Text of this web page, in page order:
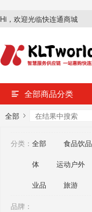
Hi，欢迎光临快连通商城
全部商品分类
全部
分类： 全部 食品饮品
体 运动户外
业品 旅游
品牌：